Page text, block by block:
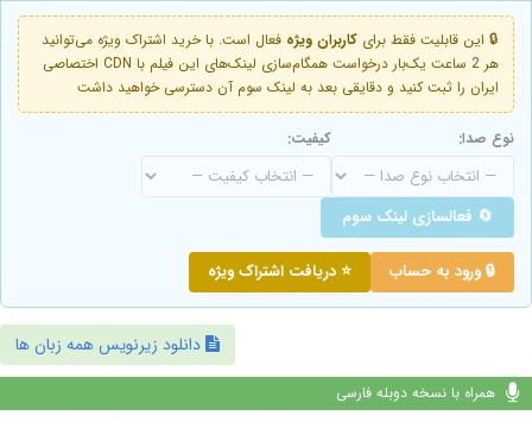
🔒 این قابلیت فقط برای کاربران ویژه فعال است. با خرید اشتراک ویژه می‌توانید
هر 2 ساعت یک‌بار درخواست همگام‌سازی لینک‌های این فیلم با CDN اختصاصی
ایران را ثبت کنید و دقایقی بعد به لینک سوم آن دسترسی خواهید داشت
نوع صدا: کیفیت:
🔄 فعالسازی لینک سوم
🔒 ورود به حساب ⭐ دریافت اشتراک ویژه
دانلود زیرنویس همه زبان ها
همراه با نسخه دوبله فارسی